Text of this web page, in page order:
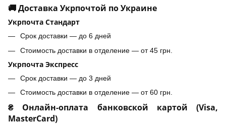
🚚 Доставка Укрпочтой по Украине
Укрпочта Стандарт
Срок доставки — до 6 дней
Стоимость доставки в отделение — от 45 грн.
Укрпочта Экспресс
Срок доставки — до 3 дней
Стоимость доставки в отделение — от 60 грн.
₴ Онлайн-оплата банковской картой (Visa,
MasterCard)